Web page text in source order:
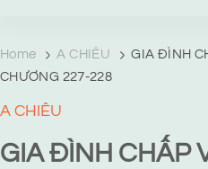
Home A CHIÊU
GIA ĐÌNH
CHƯƠNG 227-228
A CHIÊU
GIA ĐÌNH CHẤP